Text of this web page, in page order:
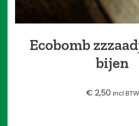
Ecobomb
bijen
€ 2,50 incl BTW